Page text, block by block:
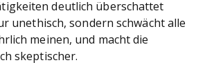
deutlich überschattet
unethisch, sondern schwächt alle
meinen, und macht die
skeptischer.